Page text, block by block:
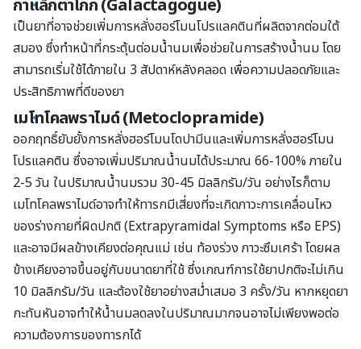
กาแล็กตาโกก (Galactagogue)
เป็นยาที่อาจช่วยเพิ่มการหลั่งฮอร์โมนโปรแลคตินที่ผลิตจากต่อมใต้
สมอง ซึ่งทำหน้าที่กระตุ้นต่อมน้ำนมเพื่อช่วยในการสร้างน้ำนม โดย
สามารถเริ่มใช้ได้ภายใน 3 สัปดาห์หลังคลอด เพื่อความปลอดภัยและ
ประสิทธิภาพที่ดีของยา
เมโทโคลพราไมด์ (Metoclopramide)
ออกฤทธิ์ยับยั้งการหลั่งฮอร์โมนโดปามีนและเพิ่มการหลั่งฮอร์โมน
โปรแลคติน ซึ่งอาจเพิ่มปริมาณน้ำนมได้ประมาณ 66-100% ภายใน
2-5 วัน ในปริมาณน้ำนมรวม 30-45 มิลลิกรัม/วัน อย่างไรก็ตาม
เมโทโคลพราไมด์อาจทำให้ทารกมีเสี่ยงที่จะเกิดภาวะการเคลื่อนไหว
ของร่างกายที่ผิดปกติ (Extrapyramidal Symptoms หรือ EPS)
และอาจมีผลข้างเคียงต่อคุณแม่ เช่น ท้องร่วง ภาวะซึมเศร้า โดยผล
ข้างเคียงอาจขึ้นอยู่กับขนาดยาที่ใช้ ซึ่งเกณฑ์การใช้ยาปกติจะไม่เกิน
10 มิลลิกรัม/วัน และต้องใช้ยาอย่างสม่ำเสมอ 3 ครั้ง/วัน หากหยุดยา
กะทันหันอาจทำให้น้ำนมลดลงในปริมาณมากจนอาจไม่เพียงพอต่อ
ความต้องการของทารกได้